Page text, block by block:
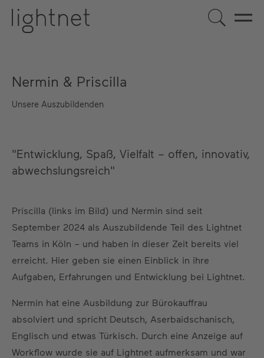
DE EN US ES FR
Nermin & Priscilla
Unsere Auszubildenden
"Entwicklung, Spaß, Vielfalt – offen, innovativ,
abwechslungsreich"
Priscilla (links im Bild) und Nermin sind seit
September 2024 als Auszubildende Teil des Lightnet
Teams in Köln – und haben in dieser Zeit bereits viel
erreicht. Hier geben sie einen Einblick in ihre
Aufgaben, Erfahrungen und Entwicklung bei Lightnet.
Nermin hat eine Ausbildung zur Bürokauffrau
absolviert und spricht Deutsch, Aserbaidschanisch,
Englisch und etwas Türkisch. Durch eine Anzeige auf
Workflow wurde sie auf Lightnet aufmerksam und war